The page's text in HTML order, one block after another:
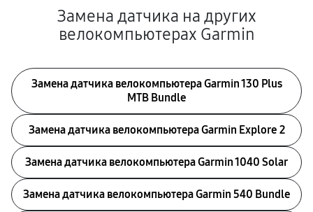
Замена датчика на других
велокомпьютерах Garmin
Замена датчика велокомпьютера Garmin 130 Plus
MTB Bundle
Замена датчика велокомпьютера Garmin Explore 2
Замена датчика велокомпьютера Garmin 1040 Solar
Замена датчика велокомпьютера Garmin 540 Bundle